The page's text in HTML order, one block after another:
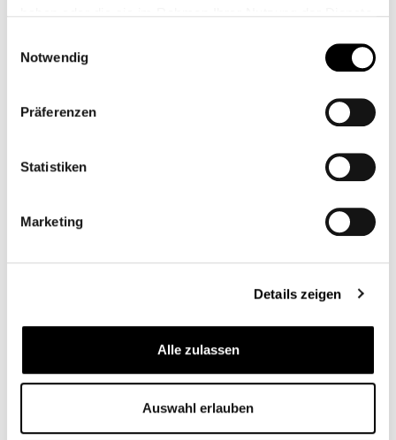
Notwendig
Präferenzen
Statistiken
Marketing
Details zeigen
Alle zulassen
Auswahl erlauben
RIZOMA MILLED
ALUFLYSCREEN R9T
Desde286,00 €*